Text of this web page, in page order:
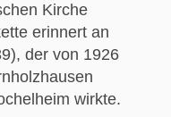
Kirche
erinnert an
der von 1926
wirkte.